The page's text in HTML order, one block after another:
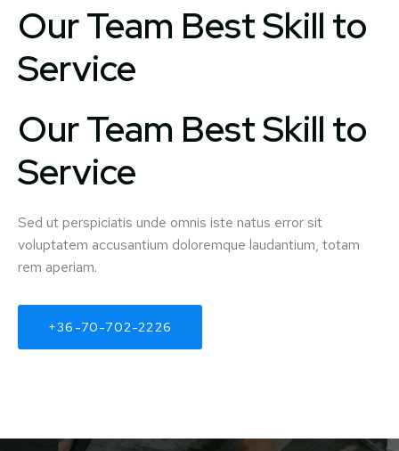
Our Team Best Skill to
Service
Our Team Best Skill to
Service
Sed ut perspiciatis unde omnis iste natus error sit
voluptatem accusantium doloremque laudantium, totam
rem aperiam.
+36-70-702-2226